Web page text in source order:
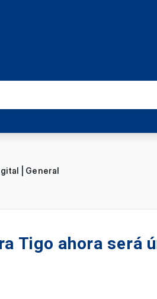
| General
Tigo ahora será